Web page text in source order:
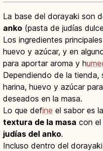
La base del dorayaki son
anko (pasta de judías
Los ingredientes
huevo y azúcar, y en
para aportar aroma y h
Dependiendo de la tienda,
harina, huevo y azúcar
deseados en la masa.
Lo que define el sabor es
textura de la masa con el
judías del anko.
Incluso dentro del